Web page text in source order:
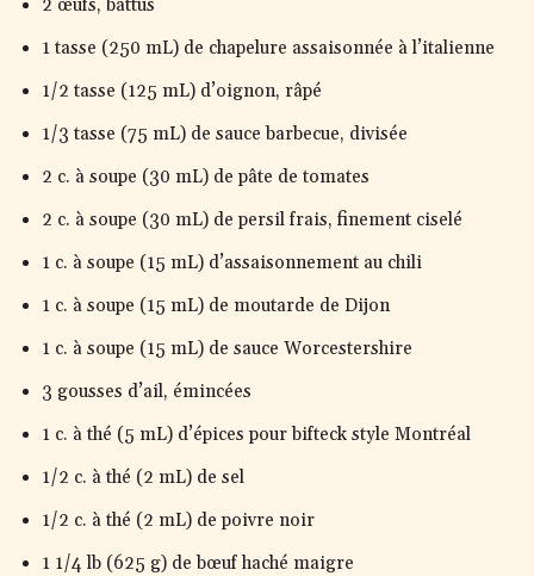
2 œufs, battus
1 tasse (250 mL) de chapelure assaisonnée à l’italienne
1/2 tasse (125 mL) d’oignon, râpé
1/3 tasse (75 mL) de sauce barbecue, divisée
2 c. à soupe (30 mL) de pâte de tomates
2 c. à soupe (30 mL) de persil frais, finement ciselé
1 c. à soupe (15 mL) d’assaisonnement au chili
1 c. à soupe (15 mL) de moutarde de Dijon
1 c. à soupe (15 mL) de sauce Worcestershire
3 gousses d’ail, émincées
1 c. à thé (5 mL) d’épices pour bifteck style Montréal
1/2 c. à thé (2 mL) de sel
1/2 c. à thé (2 mL) de poivre noir
1 1/4 lb (625 g) de bœuf haché maigre